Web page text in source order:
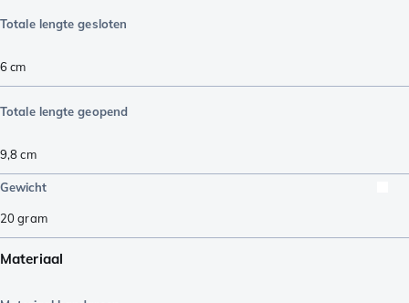
Totale lengte gesloten
6cm
Totale lengte geopend
9,8cm
Gewicht
20gram
Materiaal